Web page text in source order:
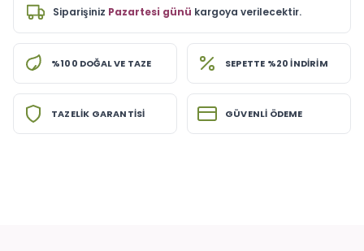
Siparişiniz Pazartesi günü kargoya verilecektir.
%100 DOĞAL VE TAZE SEPETTE %20 İNDİRİM
TAZELİK GARANTİSİ GÜVENLİ ÖDEME